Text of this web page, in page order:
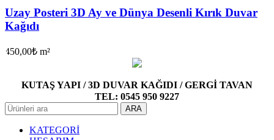
Uzay Posteri 3D Ay ve Dünya Desenli Kırık Duvar
Kağıdı
450,00₺ m²
KUTAŞ YAPI / 3D DUVAR KAĞIDI / GERGİ TAVAN
TEL: 0545 950 9227
ARA
KATEGORİ